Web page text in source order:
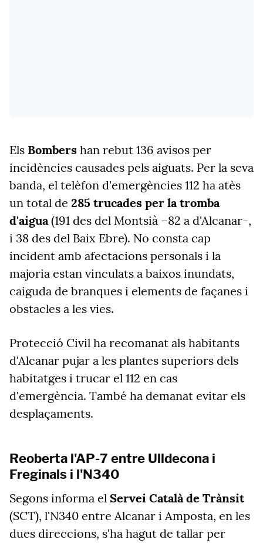
Els Bombers han rebut 136 avisos per
incidències causades pels aiguats. Per la seva
banda, el telèfon d'emergències 112 ha atès
un total de 285 trucades per la tromba
d'aigua(191 des del Montsià –82 a d'Alcanar-,
i 38 des del Baix Ebre). No consta cap
incident amb afectacions personals i la
majoria estan vinculats a baixos inundats,
caiguda de branques i elements de façanes i
obstacles a les vies.
Protecció Civil ha recomanat als habitants
d'Alcanar pujar a les plantes superiors dels
habitatges i trucar el 112 en cas
d'emergència. També ha demanat evitar els
desplaçaments.
Reoberta l'AP-7 entre Ulldecona i
Freginals i l'N340
Segons informa el Servei Català de Trànsit
(SCT), l'N340 entre Alcanar i Amposta, en les
dues direccions, s'ha hagut de tallar per